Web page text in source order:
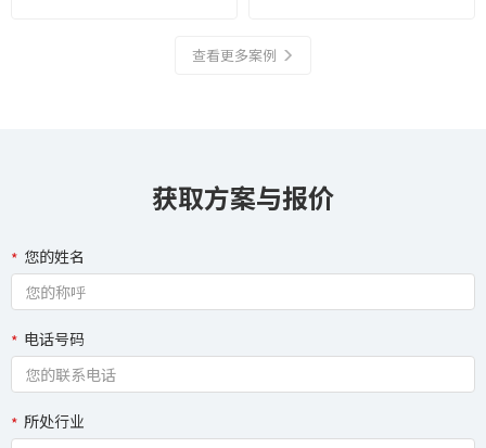
查看更多案例
获取方案与报价
您的姓名
电话号码
所处行业